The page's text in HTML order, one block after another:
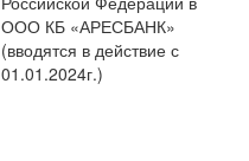
ООО КБ «АРЕСБАНК»
(вводятся в действие с
01.01.2024г.)